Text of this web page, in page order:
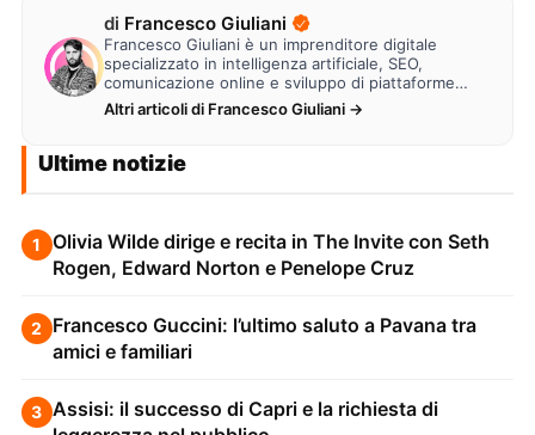
di Francesco Giuliani
Francesco Giuliani è un imprenditore digitale
specializzato in intelligenza artificiale, SEO,
comunicazione online e sviluppo di piattaforme
web. Lavora alla creazione di…
Altri articoli di Francesco Giuliani →
Ultime notizie
1
Olivia Wilde dirige e recita in The Invite con Seth
Rogen, Edward Norton e Penelope Cruz
2 Francesco Guccini: l’ultimo saluto a Pavana tra
amici e familiari
3 Assisi: il successo di Capri e la richiesta di